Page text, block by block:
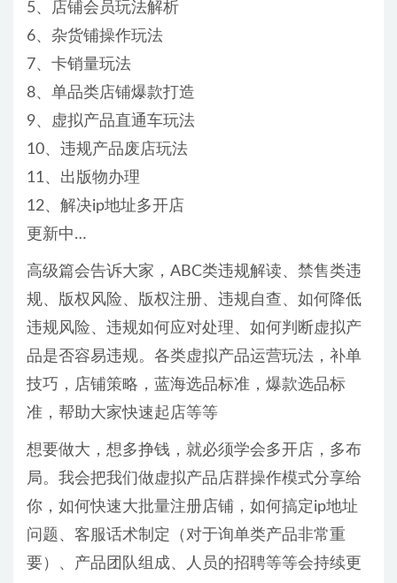
5、店铺会员玩法解析
6、杂货铺操作玩法
7、卡销量玩法
8、单品类店铺爆款打造
9、虚拟产品直通车玩法
10、违规产品废店玩法
11、出版物办理
12、解决ip地址多开店
更新中…
高级篇会告诉大家，ABC类违规解读、禁售类违
规、版权风险、版权注册、违规自查、如何降低
违规风险、违规如何应对处理、如何判断虚拟产
品是否容易违规。各类虚拟产品运营玩法，补单
技巧，店铺策略，蓝海选品标准，爆款选品标
准，帮助大家快速起店等等
想要做大，想多挣钱，就必须学会多开店，多布
局。我会把我们做虚拟产品店群操作模式分享给
你，如何快速大批量注册店铺，如何搞定ip地址
问题、客服话术制定（对于询单类产品非常重
要）、产品团队组成、人员的招聘等等会持续更